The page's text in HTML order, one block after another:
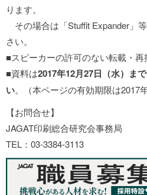
ります。
その場合は「Stuffit Expander」
さい。
■スピーカーの許可のない転載・再
■資料は2017年12月27日（水）ま
い。（本ページの有効期限は2017
【お問合せ】
JAGAT印刷総合研究会事務局
TEL：03-3384-3113